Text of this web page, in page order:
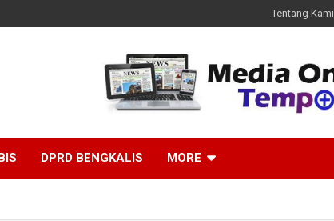
Tentang Kami
DPRD BENGKALIS MORE